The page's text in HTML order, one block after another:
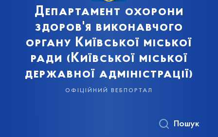
Департамент охорони
здоров'я виконавчого
органу Київської міської
ради (Київської міської
державної адміністрації)
офіційний вебпортал
Пошук